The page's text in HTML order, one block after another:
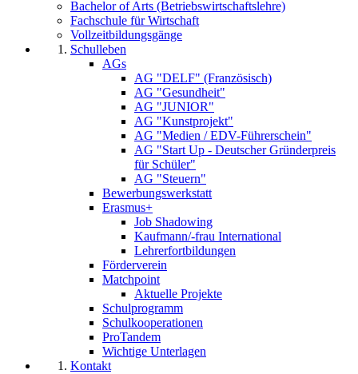
Bachelor of Arts (Betriebswirtschaftslehre)
Fachschule für Wirtschaft
Vollzeitbildungsgänge
Schulleben
AGs
AG "DELF" (Französisch)
AG "Gesundheit"
AG "JUNIOR"
AG "Kunstprojekt"
AG "Medien / EDV-Führerschein"
AG "Start Up - Deutscher Gründerpreis
für Schüler"
AG "Steuern"
Bewerbungswerkstatt
Erasmus+
Job Shadowing
Kaufmann/-frau International
Lehrerfortbildungen
Förderverein
Matchpoint
Aktuelle Projekte
Schulprogramm
Schulkooperationen
ProTandem
Wichtige Unterlagen
Kontakt